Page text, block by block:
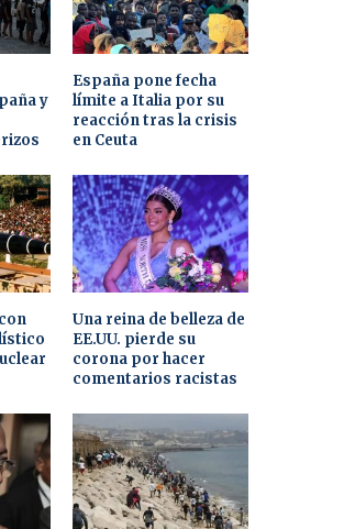
y
España pone fecha
límite a Italia por su
reacción tras la crisis
en Ceuta
Una reina de belleza de
EE.UU. pierde su
corona por hacer
comentarios racistas